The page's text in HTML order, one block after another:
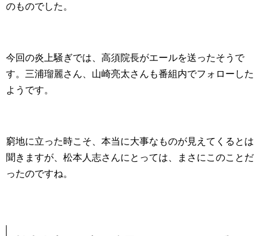
のものでした。
今回の炎上騒ぎでは、高須院長がエールを送ったそうで
す。三浦瑠麗さん、山崎亮太さんも番組内でフォローした
ようです。
窮地に立った時こそ、本当に大事なものが見えてくるとは
聞きますが、松本人志さんにとっては、まさにこのことだ
ったのですね。